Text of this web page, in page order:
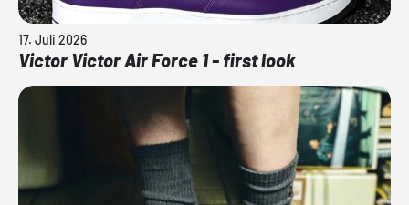
17. Juli 2026
Victor Victor Air Force 1 - first look